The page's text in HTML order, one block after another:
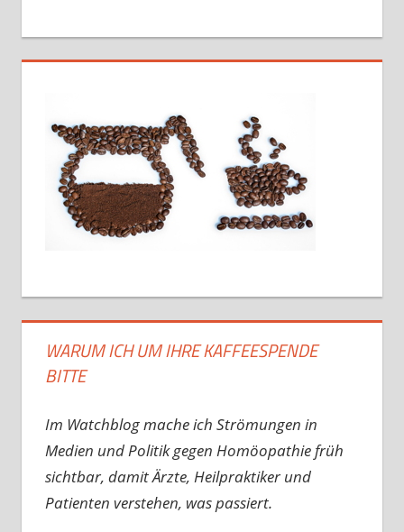
WARUM ICH UM IHRE KAFFEESPENDE
BITTE
Im Watchblog mache ich Strömungen in
Medien und Politik gegen Homöopathie früh
sichtbar, damit Ärzte, Heilpraktiker und
Patienten verstehen, was passiert.